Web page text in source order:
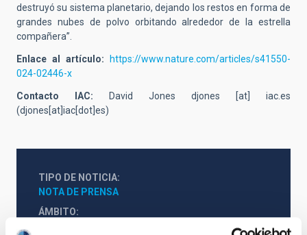
destruyó su sistema planetario, dejando los restos en forma de
grandes nubes de polvo orbitando alrededor de la estrella
compañera”.
Enlace al artículo:
https://www.nature.com/articles/s41550-
024-02446-x
Contacto IAC: David Jones djones [at] iac.es
(djones[at]iac[dot]es)
TIPO DE NOTICIA
NOTA DE PRENSA
ÁMBITO